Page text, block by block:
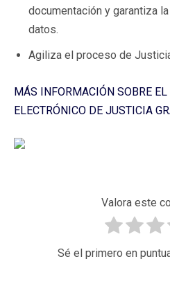
documentación y garantiza
datos.
Agiliza el proceso de
MÁS INFORMACIÓN SOBRE
ELECTRÓNICO DE JUSTICIA
Valora este
Sé el primero en